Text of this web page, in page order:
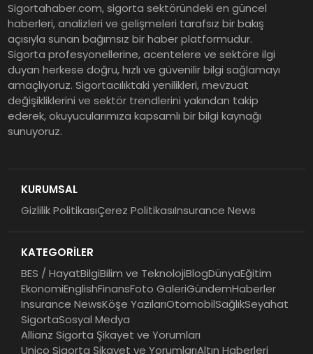
Sigortahaber.com, sigorta sektöründeki en güncel
haberleri, analizleri ve gelişmeleri tarafsız bir bakış
açısıyla sunan bağımsız bir haber platformudur.
Sigorta profesyonellerine, acentelere ve sektöre ilgi
duyan herkese doğru, hızlı ve güvenilir bilgi sağlamayı
amaçlıyoruz. Sigortacılıktaki yenilikleri, mevzuat
değişikliklerini ve sektör trendlerini yakından takip
ederek, okuyucularımıza kapsamlı bir bilgi kaynağı
sunuyoruz.
KURUMSAL
Gizlilik PolitikasıÇerez PolitikasıInsurance News
KATEGORİLER
BES / HayatBilgiBilim ve TeknolojiBlogDünyaEğitim
EkonomiEnglishFinansFoto GaleriGündemHaberler
Insurance NewsKöşe YazılarıOtomobilSağlıkSeyahat
SigortaSosyal Medya
Allianz Sigorta Şikayet ve Yorumları
Unico Sigorta Şikayet ve YorumlarıAltın Haberleri